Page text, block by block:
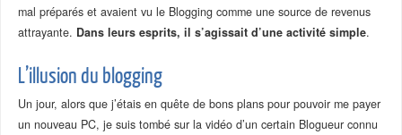
mal préparés et avaient vu le Blogging comme une source de revenus
attrayante. Dans leurs esprits, il s’agissait d’une activité simple.
L’illusion du blogging
Un jour, alors que j’étais en quête de bons plans pour pouvoir me payer
un nouveau PC, je suis tombé sur la vidéo d’un certain Blogueur connu